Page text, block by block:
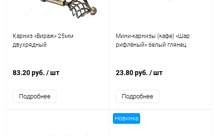
Карниз «Вираж» 25мм
двухрядный
83.20 руб. / шт
Подробнее
Мини-карнизы (кафе) «Шар
рифлёный» белый глянец
23.80 руб. / шт
Подробнее
Новинка